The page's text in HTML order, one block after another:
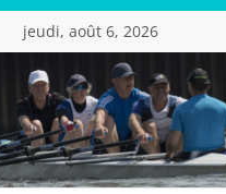
jeudi, août 6, 2026